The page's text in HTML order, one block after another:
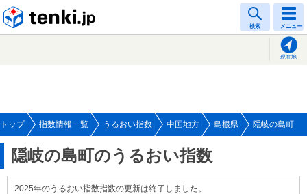
検索 メニュー
現在地
トップ 指数情報一覧 うるおい指数 中国地方 島根県 隠岐の島町
隠岐の島町のうるおい指数
2025年のうるおい指数指数の更新は終了しました。